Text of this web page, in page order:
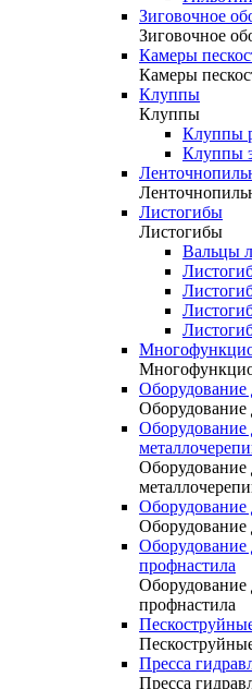
Зиговочное
Зиговочное
Камеры
Камеры
Клуппы
Клуппы
Клуппы
Клуппы
Листогибы
Листогибы
Вальцы
Оборудование
Оборудование
Оборудование
Оборудование
Оборудование
Оборудование
Оборудование
профнастила
Оборудование
профнастила
Пресса
Пресса